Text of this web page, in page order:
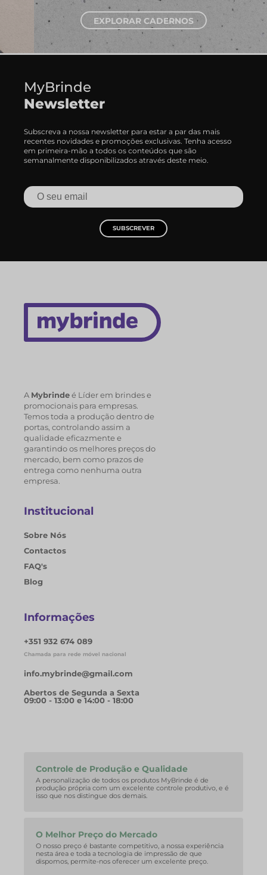
EXPLORAR CADERNOS
MyBrinde
Newsletter
Subscreva a nossa newsletter para estar a par das mais
recentes novidades e promoções exclusivas. Tenha acesso
em primeira-mão a todos os conteúdos que são
semanalmente disponibilizados através deste meio.
SUBSCREVER
A Mybrindeé Líder em brindes e
promocionais para empresas.
Temos toda a produção dentro de
portas, controlando assim a
qualidade eficazmente e
garantindo os melhores preços do
mercado, bem como prazos de
entrega como nenhuma outra
empresa.
Institucional
Sobre Nós
Contactos
FAQ's
Blog
Informações
+351 932 674 089
Chamada para rede móvel nacional
info.mybrinde@gmail.com
Abertos de Segunda a Sexta
09:00 - 13:00 e 14:00 - 18:00
Controle de Produção e Qualidade
A personalização de todos os produtos MyBrinde é de
produção própria com um excelente controle produtivo, e é
isso que nos distingue dos demais.
O Melhor Preço do Mercado
O nosso preço é bastante competitivo, a nossa experiência
nesta área e toda a tecnologia de impressão de que
dispomos, permite-nos oferecer um excelente preço.